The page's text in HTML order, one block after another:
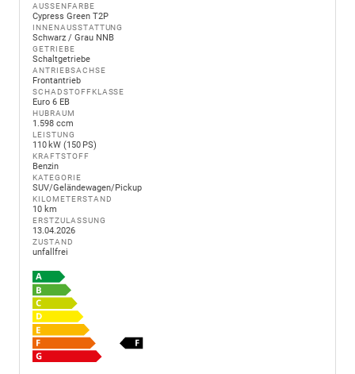
AUSSENFARBE
Cypress Green T2P
INNENAUSSTATTUNG
Schwarz / Grau NNB
GETRIEBE
Schaltgetriebe
ANTRIEBSACHSE
Frontantrieb
SCHADSTOFFKLASSE
Euro 6 EB
HUBRAUM
1.598 ccm
LEISTUNG
110 kW (150 PS)
KRAFTSTOFF
Benzin
KATEGORIE
SUV/Geländewagen/Pickup
KILOMETERSTAND
10 km
ERSTZULASSUNG
13.04.2026
ZUSTAND
unfallfrei